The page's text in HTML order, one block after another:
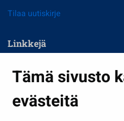
Tämä sivusto
evästeitä
Tilaa uutiskirje
Linkkejä
Kasvatus ja opetus
Kulttuuri ja liikunta